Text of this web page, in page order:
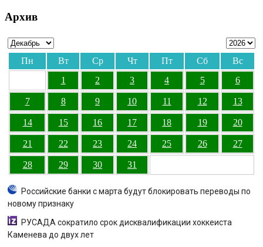
Архив
Пн Вт Ср Чт Пт Сб
Вс
1
2 3 4 5 6
7 8 9 10 11 12 13
14 15 16 17 18 19 20
21 22 23 24 25 26 27
28 29 30 31
Российские банки с марта будут блокировать переводы по
новому признаку
РУСАДА сократило срок дисквалификации хоккеиста
Каменева до двух лет